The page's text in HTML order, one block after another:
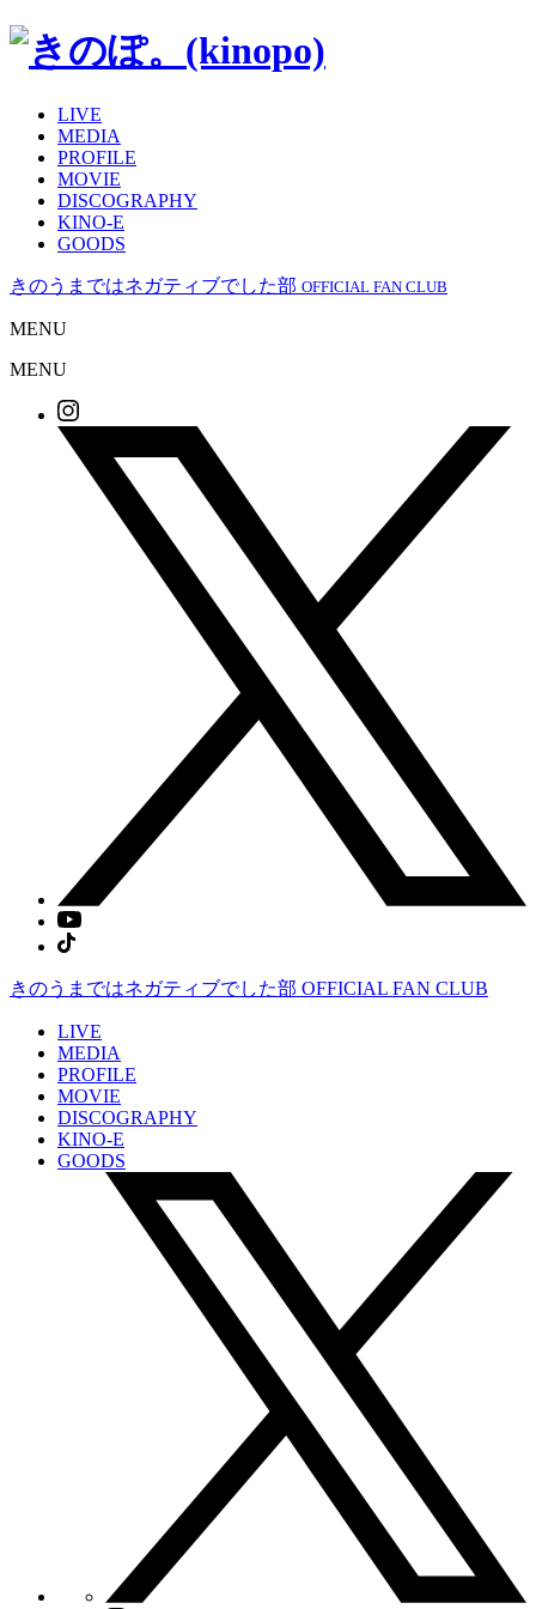
LIVE
MEDIA
PROFILE
MOVIE
DISCOGRAPHY
KINO-E
GOODS
きのうまではネガティブでした部 OFFICIAL FAN CLUB
MENU
MENU
きのうまではネガティブでした部 OFFICIAL FAN CLUB
LIVE
MEDIA
PROFILE
MOVIE
DISCOGRAPHY
KINO-E
GOODS